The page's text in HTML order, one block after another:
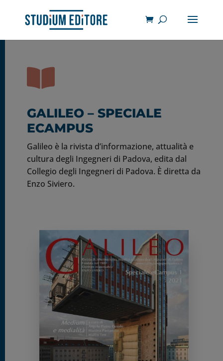

GALILEO – SPECIALE
ECAMPUS
Galileo è la rivista d’informazione, attualità e
cultura degli Ingegneri di Padova, edita dal
Collegio degli Ingegneri di Padova. È diretta da
Enzo Siviero.